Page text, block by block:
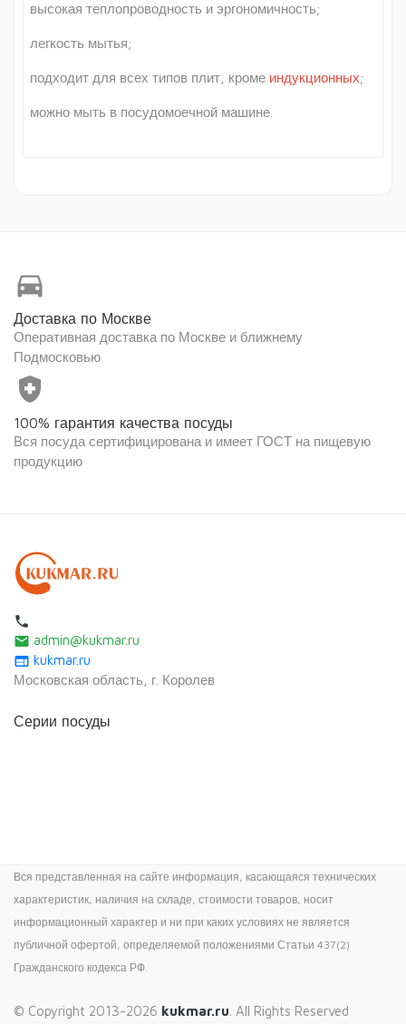
высокая теплопроводность и эргономичность;
легкость мытья;
подходит для всех типов плит, кроме индукционных;
можно мыть в посудомоечной машине.
directions_car
Доставка по Москве
Оперативная доставка по Москве и ближнему
Подмосковью
health_and_safety
100% гарантия качества посуды
Вся посуда сертифицирована и имеет ГОСТ на пищевую
продукцию
local_phone
email admin@kukmar.ru
web kukmar.ru
Московская область, г. Королев
Серии посуды
Вся представленная на сайте информация, касающаяся технических
характеристик, наличия на складе, стоимости товаров, носит
информационный характер и ни при каких условиях не является
публичной офертой, определяемой положениями Статьи 437(2)
Гражданского кодекса РФ.
© Copyright 2013-2026 kukmar.ru . All Rights Reserved